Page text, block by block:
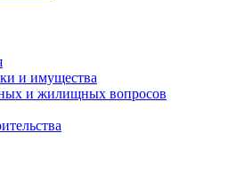
и имущества
и жилищных вопросов